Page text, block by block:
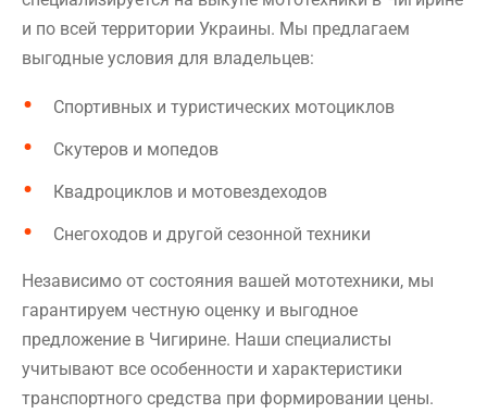
и по всей территории Украины. Мы предлагаем
выгодные условия для владельцев:
Спортивных и туристических мотоциклов
Скутеров и мопедов
Квадроциклов и мотовездеходов
Снегоходов и другой сезонной техники
Независимо от состояния вашей мототехники, мы
гарантируем честную оценку и выгодное
предложение в Чигирине. Наши специалисты
учитывают все особенности и характеристики
транспортного средства при формировании цены.